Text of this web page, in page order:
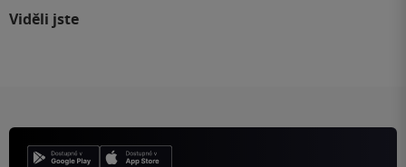
Viděli jste